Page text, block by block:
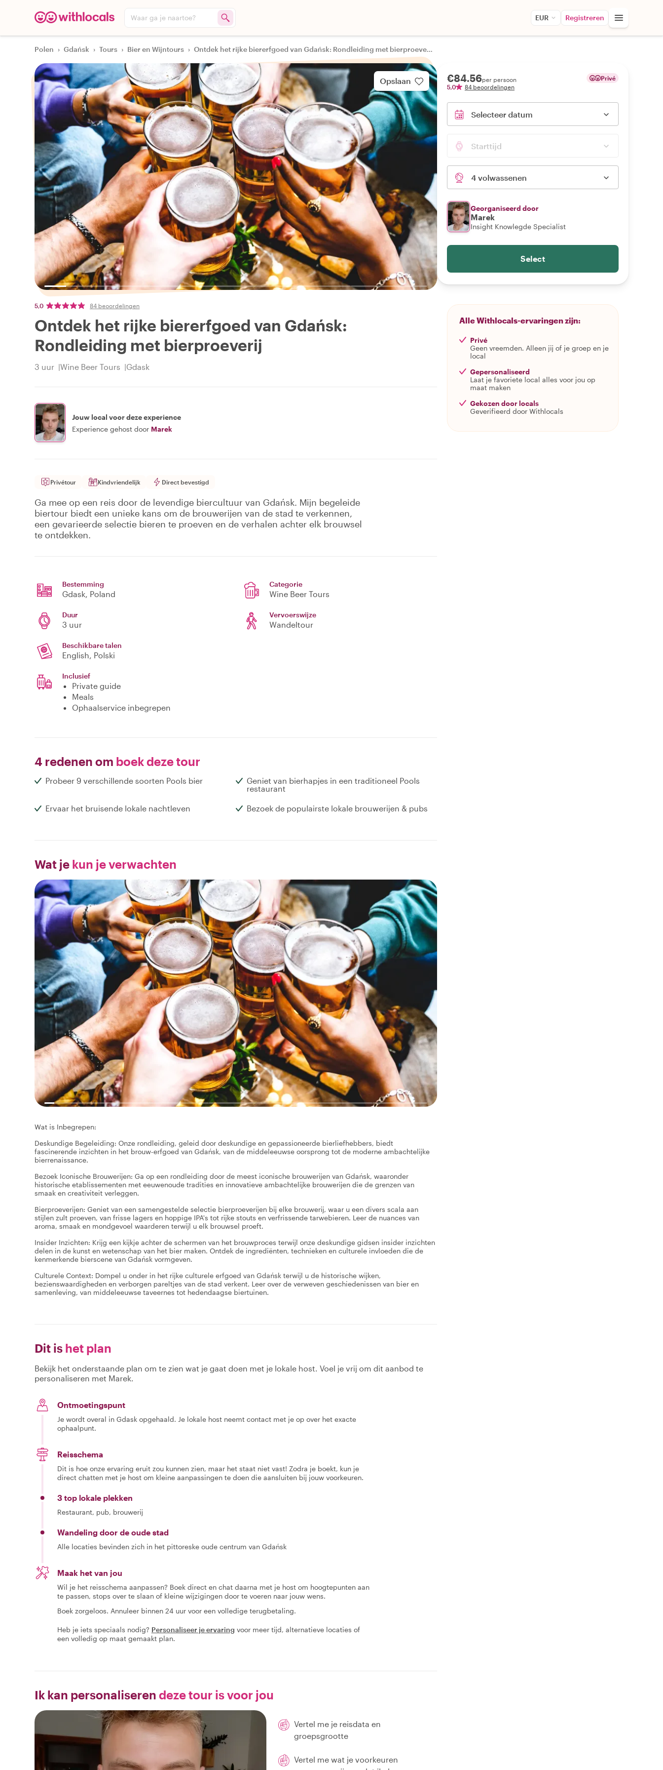
Waar ga je naartoe? EUR Registreren
Polen › Gdańsk › Tours › Bier en Wijntours › Ontdek het rijke biererfgoed van Gdańsk: Rondleiding met bierproeverij
Opslaan
5,0 84 beoordelingen
Ontdek het rijke biererfgoed van Gdańsk:
Rondleiding met bierproeverij
3 uur Wine Beer Tours Gdask
Jouw local voor deze experience
Experience gehost door Marek
Privétour Kindvriendelijk Direct bevestigd
Ga mee op een reis door de levendige biercultuur van Gdańsk. Mijn begeleide
biertour biedt een unieke kans om de brouwerijen van de stad te verkennen,
een gevarieerde selectie bieren te proeven en de verhalen achter elk brouwsel
te ontdekken.
Bestemming
Gdask, Poland
Categorie
Wine Beer Tours
Duur
3 uur
Vervoerswijze
Wandeltour
Beschikbare talen
English, Polski
Inclusief
Private guide
Meals
Ophaalservice inbegrepen
4 redenen om boek deze tour
Probeer 9 verschillende soorten Pools bier
Geniet van bierhapjes in een traditioneel Pools
restaurant
Ervaar het bruisende lokale nachtleven Bezoek de populairste lokale brouwerijen & pubs
Wat je kun je verwachten
Wat is Inbegrepen:
Deskundige Begeleiding: Onze rondleiding, geleid door deskundige en gepassioneerde bierliefhebbers, biedt
fascinerende inzichten in het brouw-erfgoed van Gdańsk, van de middeleeuwse oorsprong tot de moderne ambachtelijke
bierrenaissance.
Bezoek Iconische Brouwerijen: Ga op een rondleiding door de meest iconische brouwerijen van Gdańsk, waaronder
historische etablissementen met eeuwenoude tradities en innovatieve ambachtelijke brouwerijen die de grenzen van
smaak en creativiteit verleggen.
Bierproeverijen: Geniet van een samengestelde selectie bierproeverijen bij elke brouwerij, waar u een divers scala aan
stijlen zult proeven, van frisse lagers en hoppige IPA's tot rijke stouts en verfrissende tarwebieren. Leer de nuances van
aroma, smaak en mondgevoel waarderen terwijl u elk brouwsel proeft.
Insider Inzichten: Krijg een kijkje achter de schermen van het brouwproces terwijl onze deskundige gidsen insider inzichten
delen in de kunst en wetenschap van het bier maken. Ontdek de ingrediënten, technieken en culturele invloeden die de
kenmerkende bierscene van Gdańsk vormgeven.
Culturele Context: Dompel u onder in het rijke culturele erfgoed van Gdańsk terwijl u de historische wijken,
bezienswaardigheden en verborgen pareltjes van de stad verkent. Leer over de verweven geschiedenissen van bier en
samenleving, van middeleeuwse taveernes tot hedendaagse biertuinen.
Dit is het plan
Bekijk het onderstaande plan om te zien wat je gaat doen met je lokale host. Voel je vrij om dit aanbod te
personaliseren met Marek.
Ontmoetingspunt
Je wordt overal in Gdask opgehaald. Je lokale host neemt contact met je op over het exacte
ophaalpunt.
Reisschema
Dit is hoe onze ervaring eruit zou kunnen zien, maar het staat niet vast! Zodra je boekt, kun je
direct chatten met je host om kleine aanpassingen te doen die aansluiten bij jouw voorkeuren.
3 top lokale plekken
Restaurant, pub, brouwerij
Wandeling door de oude stad
Alle locaties bevinden zich in het pittoreske oude centrum van Gdańsk
Maak het van jou
Wil je het reisschema aanpassen? Boek direct en chat daarna met je host om hoogtepunten aan
te passen, stops over te slaan of kleine wijzigingen door te voeren naar jouw wens.
Boek zorgeloos. Annuleer binnen 24 uur voor een volledige terugbetaling.
Heb je iets speciaals nodig? Personaliseer je ervaring voor meer tijd, alternatieve locaties of
een volledig op maat gemaakt plan.
Ik kan personaliseren deze tour is voor jou
Vertel me je reisdata en
groepsgrootte
Vertel me wat je voorkeuren
€84.56per persoon
5,0
84 beoordelingen
Privé
Selecteer datum
Starttijd
4 volwassenen
Georganiseerd door
Marek
Insight Knowlegde Specialist
Select
Alle Withlocals-ervaringen zijn:
Privé
Geen vreemden. Alleen jij of je groep en je
local
Gepersonaliseerd
Laat je favoriete local alles voor jou op
maat maken
Gekozen door locals
Geverifieerd door Withlocals